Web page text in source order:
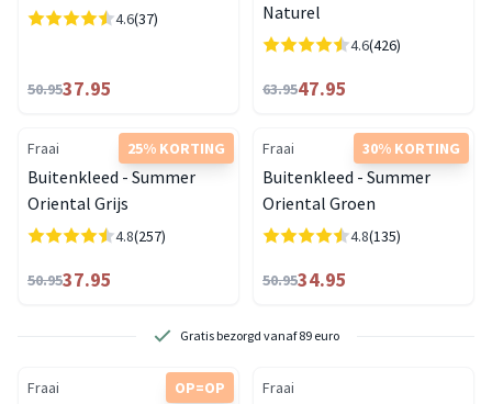
4.6(37)
50.9537.95
Naturel
4.6(426)
63.9547.95
25% KORTING
Fraai
Buitenkleed - Summer
Oriental Grijs
4.8(257)
50.9537.95
30% KORTING
Fraai
Buitenkleed - Summer
Oriental Groen
4.8(135)
50.9534.95
Gratis bezorgd vanaf 89 euro
OP=OP
Fraai Fraai